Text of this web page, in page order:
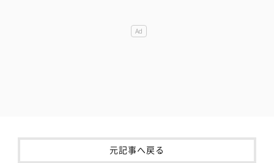
元記事へ戻る